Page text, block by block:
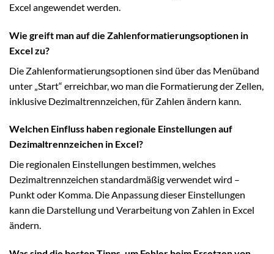
Excel angewendet werden.
Wie greift man auf die Zahlenformatierungsoptionen in
Excel zu?
Die Zahlenformatierungsoptionen sind über das Menüband
unter „Start“ erreichbar, wo man die Formatierung der Zellen,
inklusive Dezimaltrennzeichen, für Zahlen ändern kann.
Welchen Einfluss haben regionale Einstellungen auf
Dezimaltrennzeichen in Excel?
Die regionalen Einstellungen bestimmen, welches
Dezimaltrennzeichen standardmäßig verwendet wird –
Punkt oder Komma. Die Anpassung dieser Einstellungen
kann die Darstellung und Verarbeitung von Zahlen in Excel
ändern.